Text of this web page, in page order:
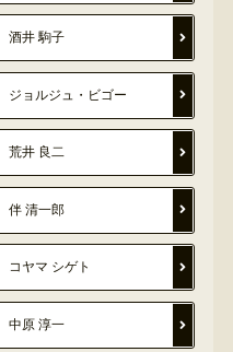
酒井 駒子
ジョルジュ・ビゴー
荒井 良二
伴 清一郎
コヤマ シゲト
中原 淳一